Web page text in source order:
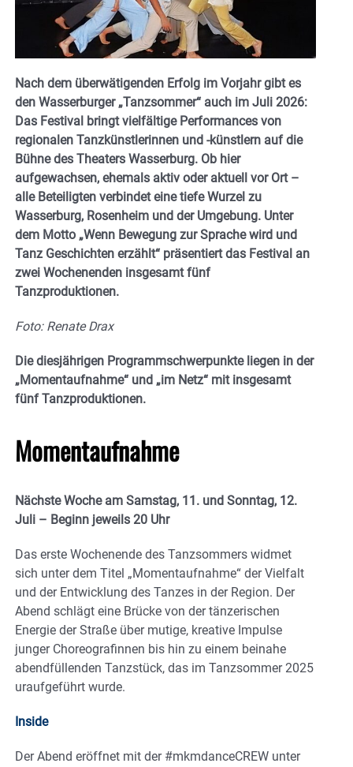
Nach dem überwätigenden Erfolg im Vorjahr gibt es
den Wasserburger „Tanzsommer“ auch im Juli 2026:
Das Festival bringt vielfältige Performances von
regionalen Tanzkünstlerinnen und -künstlern auf die
Bühne des Theaters Wasserburg. Ob hier
aufgewachsen, ehemals aktiv oder aktuell vor Ort –
alle Beteiligten verbindet eine tiefe Wurzel zu
Wasserburg, Rosenheim und der Umgebung. Unter
dem Motto „Wenn Bewegung zur Sprache wird und
Tanz Geschichten erzählt“ präsentiert das Festival an
zwei Wochenenden insgesamt fünf
Tanzproduktionen.
Foto: Renate Drax
Die diesjährigen Programmschwerpunkte liegen in der
„Momentaufnahme“ und „im Netz“ mit insgesamt
fünf Tanzproduktionen.
Momentaufnahme
Nächste Woche am Samstag, 11. und Sonntag, 12.
Juli – Beginn jeweils 20 Uhr
Das erste Wochenende des Tanzsommers widmet
sich unter dem Titel „Momentaufnahme“ der Vielfalt
und der Entwicklung des Tanzes in der Region. Der
Abend schlägt eine Brücke von der tänzerischen
Energie der Straße über mutige, kreative Impulse
junger Choreografinnen bis hin zu einem beinahe
abendfüllenden Tanzstück, das im Tanzsommer 2025
uraufgeführt wurde.
Inside
Der Abend eröffnet mit der #mkmdanceCREW unter